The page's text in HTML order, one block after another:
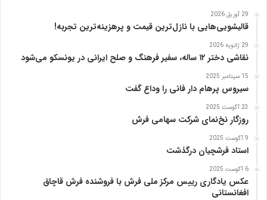
29 آوریل 2026
قالیشویی‌هایی با نازل‌ترین قیمت و پرهزینه‌ترین تجربه!
29 ژانویه 2026
نقاشی دختر ۱۲ ساله، سفیر فرهنگ و صلح ایرانی در یونسکو می‌شود
15 سپتامبر 2025
سیروس پرهام دار فانی را وداع گفت
23 آگوست 2025
روزگار نخ‌نمای شرکت سهامی فرش
9 آگوست 2025
استاد فرشچیان درگذشت
6 آگوست 2025
عکس یادگاری رییس مرکز ملی فرش با فروشنده فرش قاچاق
افغانستانی